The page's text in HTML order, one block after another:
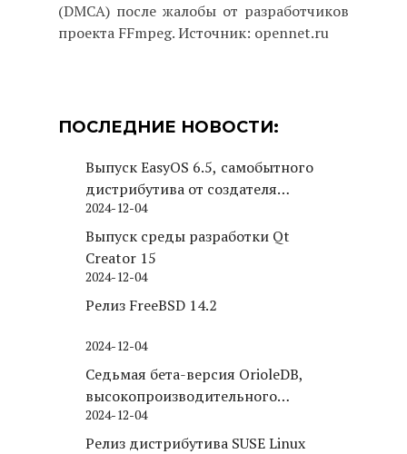
(DMCA) после жалобы от разработчиков
проекта FFmpeg. Источник: opennet.ru
ПОСЛЕДНИЕ НОВОСТИ:
Выпуск EasyOS 6.5, самобытного
дистрибутива от создателя
Puppy Linux
2024-12-04
Выпуск среды разработки Qt
Creator 15
2024-12-04
Релиз FreeBSD 14.2
2024-12-04
Седьмая бета-версия OrioleDB,
высокопроизводительного
движка хранения для PostgreSQL
2024-12-04
Релиз дистрибутива SUSE Linux